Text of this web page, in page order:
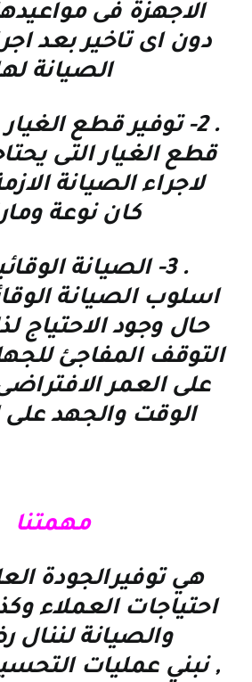
الاجهزة فى
دون اى تاخير بعد
الصيانة
. 2-
توفير قطع
قطع الغيار التى
لاجراء الصيانة
كان نوعة
. 3- الصيانة
اسلوب الصيانة
حال وجود الاحتياج
التوقف المفاجئ
على العمر
الوقت والجهد
مهمتنا
هي توفيرالجودة
احتياجات العملاء
والصيانة لننال
, نبني عمليات